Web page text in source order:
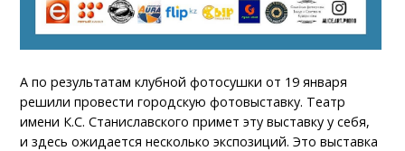
А по результатам клубной фотосушки от 19 января
решили провести городскую фотовыставку. Театр
имени К.С. Станиславского примет эту выставку у себя,
и здесь ожидается несколько экспозиций. Это выставка